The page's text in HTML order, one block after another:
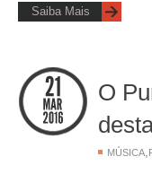
Saiba Mais
O
MÚSICA